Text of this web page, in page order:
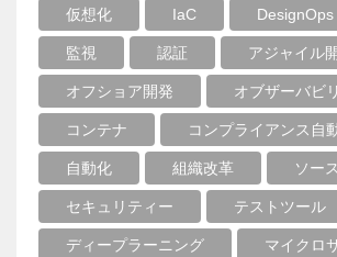
仮想化 IaC DesignOps
監視 認証 アジャイル
オフショア開発 オブザーバビ
コンテナ コンプライアンス自
自動化 組織改革 ソー
セキュリティー テストツール
ディープラーニング マイクロ